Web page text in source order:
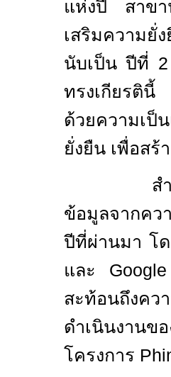
แห่งปี สาขา
เสริมความ
นับเป็น ปีที่
ทรงเกียรตินี้
ด้วยความเป็
ยั่งยืน เพื่อสร้
สำหรับผล
ข้อมูลจากคว
ปีที่ผ่านมา โ
และ
สะท้อนถึงคว
ดำเนินงานข
โครงการ